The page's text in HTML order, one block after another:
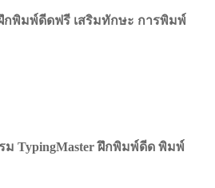
ฝึกพิมพ์ดีดฟรี เสริมทักษะ การพิมพ์
ม TypingMaster ฝึกพิมพ์ดีด พิมพ์